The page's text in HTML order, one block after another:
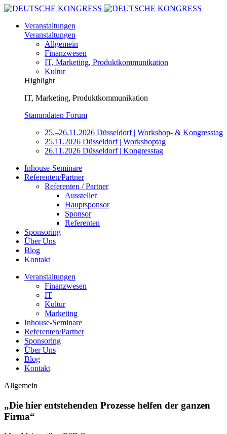
Veranstaltungen
Veranstaltungen
Allgemein
Finanzwesen
IT, Marketing, Produktkommunikation
Kultur
Highlight
IT, Marketing, Produktkommunikation
Stammdaten Forum
25.–26.11.2026 Düsseldorf | Workshop- & Kongresstag
25.11.2026 Düsseldorf | Workshoptag
26.11.2026 Düsseldorf | Kongresstag
Inhouse-Seminare
Referenten/Partner
Referenten / Partner
Aussteller
Hauptsponsor
Sponsor
Referenten
Sponsoring
Über Uns
Blog
Kontakt
Veranstaltungen
Finanzwesen
IT
Kultur
Marketing
Inhouse-Seminare
Referenten/Partner
Sponsoring
Über Uns
Blog
Kontakt
Allgemein
„Die hier entstehenden Prozesse helfen der ganzen
Firma“